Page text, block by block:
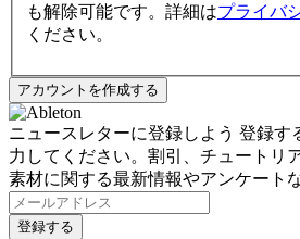
も解除可能です。詳細はプライバ
ください。
ニュースレターに登録しよう 登録す
力してください。割引、チュートリ
素材に関する最新情報やアンケート